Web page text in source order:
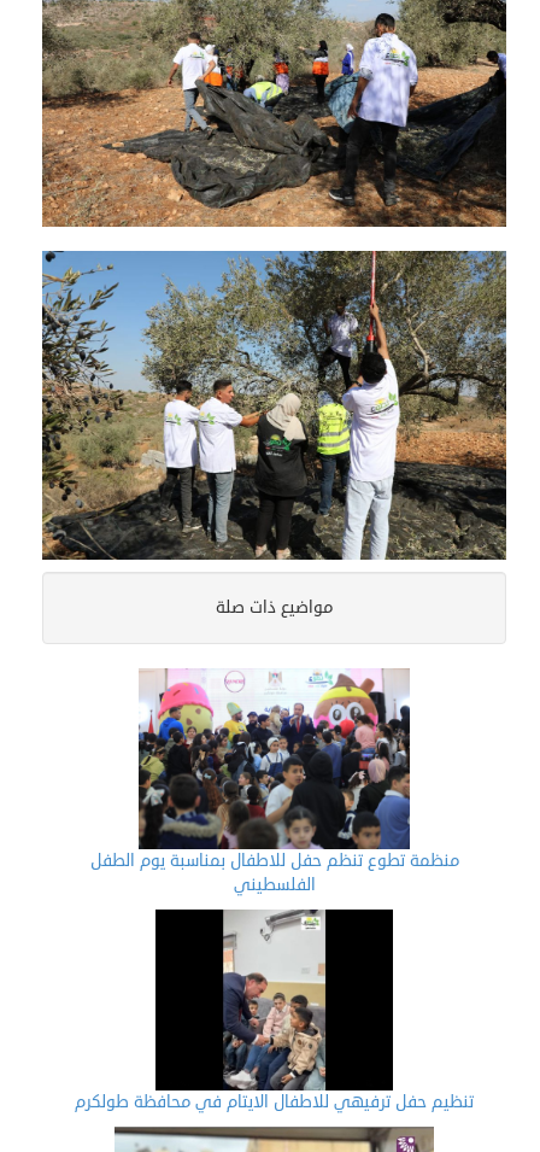
مواضيع ذات صلة
منظمة تطوع تنظم حفل للاطفال بمناسبة يوم الطفل
الفلسطيني
تنظيم حفل ترفيهي للاطفال الايتام في محافظة طولكرم